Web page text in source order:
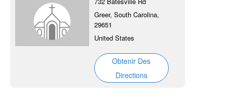
Greer, South Carolina,
29651
United States
Obtenir Des
Directions